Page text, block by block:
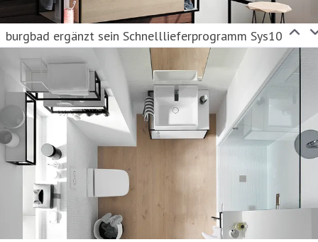
burgbad ergänzt sein Schnelllieferprogramm Sys10